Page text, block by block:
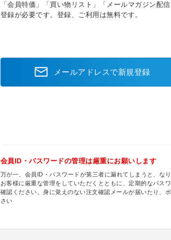
「会員特価」「買い物リスト」「メールマガジン配
登録が必要です。登録、ご利用は無料です。
メールアドレスで新規登録
会員ID・パスワードの管理は厳重にお願いします
万が一、会員ID・パスワードが第三者に漏れてしまうと、な
お客様に厳重な管理をしていただくとともに、定期的なパス
確認ください。身に覚えのない注文確認メールが届いたり、
さい